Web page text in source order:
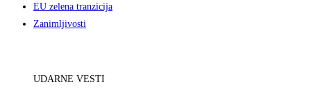
EU zelena tranzicija
Zanimljivosti
UDARNE VESTI